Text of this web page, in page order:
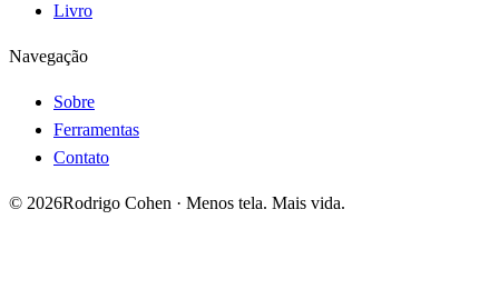
Livro
Navegação
Sobre
Ferramentas
Contato
© 2026Rodrigo Cohen · Menos tela. Mais vida.